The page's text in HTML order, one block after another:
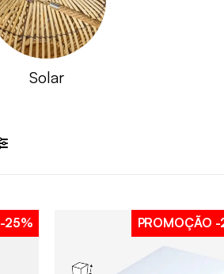
Solar
-25% PROMOÇÃO -